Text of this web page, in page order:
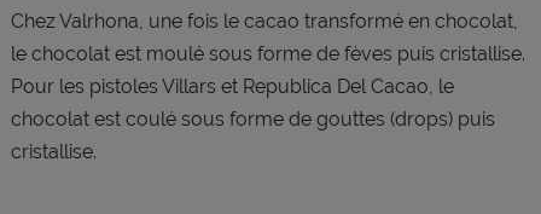
Chez Valrhona, une fois le cacao transformé en chocolat,
le chocolat est moulé sous forme de fèves puis cristallise.
Pour les pistoles Villars et Republica Del Cacao, le
chocolat est coulé sous forme de gouttes (drops) puis
cristallise.